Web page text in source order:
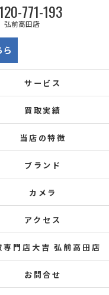
771-193
弘前高田店
サービス
買取実績
当店の特徴
ブランド
カメラ
アクセス
専門店大吉 弘前高田店
お問合せ